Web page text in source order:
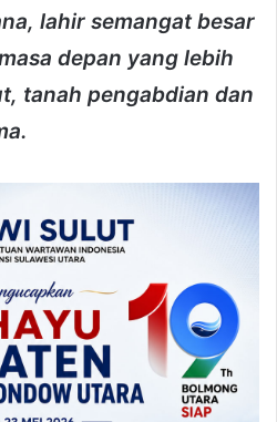
lahir semangat besar
depan yang lebih
tanah pengabdian dan